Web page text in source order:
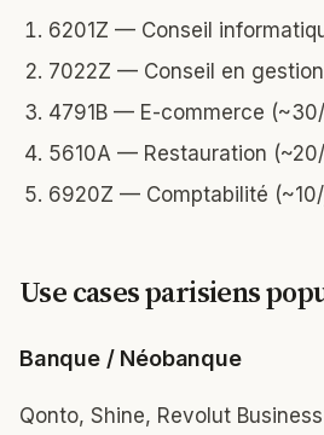
6201Z — Conseil
7022Z — Conseil en
4791B — E-commerce
5610A — Restauration
6920Z — Comptabilité
Use cases parisiens
Banque / Néobanque
Qonto, Shine, Revolut